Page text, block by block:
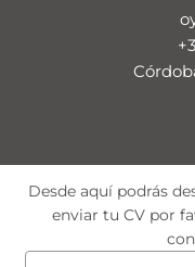
Desde aquí podrás
enviar tu CV por